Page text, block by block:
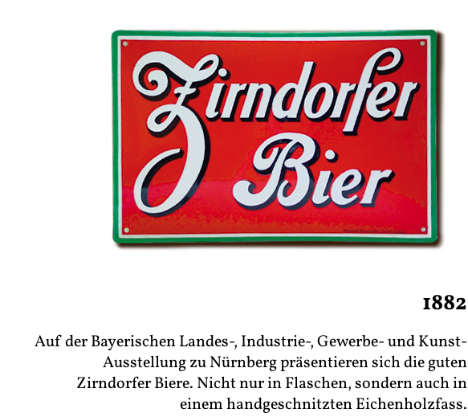
1882
Auf der Bayerischen Landes-, Industrie-, Gewerbe- und Kunst-
Ausstellung zu Nürnberg präsentieren sich die guten
Zirndorfer Biere. Nicht nur in Flaschen, sondern auch in
einem handgeschnitzten Eichenholzfass.